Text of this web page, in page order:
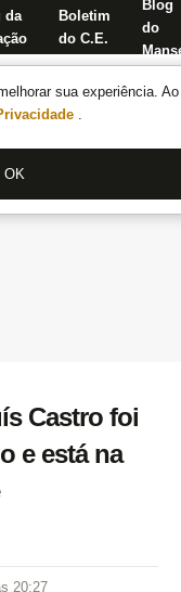
sua experiência.
.
OK
da
Boletim
do C.E.
Blog
do
Castro foi
e está na
20:27